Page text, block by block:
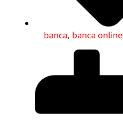
banca, banca online